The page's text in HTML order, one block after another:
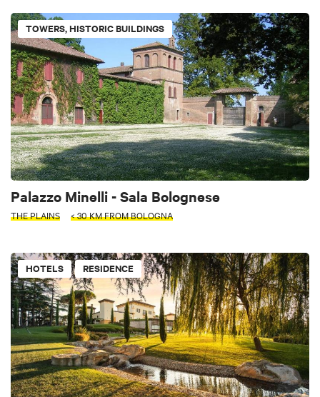
TOWERS, HISTORIC BUILDINGS
Palazzo Minelli - Sala Bolognese
THE PLAINS < 30 KM FROM BOLOGNA
HOTELS RESIDENCE